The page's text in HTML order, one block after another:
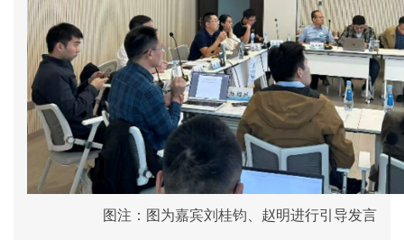
图注 ：图为嘉宾刘桂钧 赵明进行引导发言